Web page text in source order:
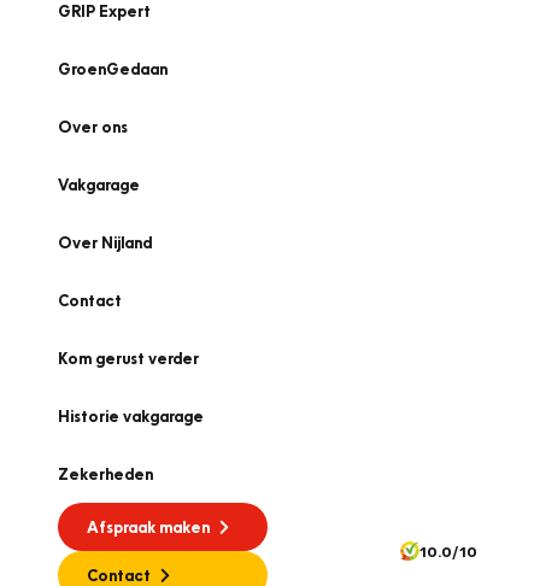
GRIP Expert
GroenGedaan
Over ons
Vakgarage
Over Nijland
Contact
Kom gerust verder
Historie vakgarage
Zekerheden
Afspraak maken
Contact
10.0/10